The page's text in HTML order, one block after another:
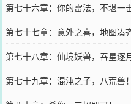
第七十六章：你的雷法，不堪一
第七十七章：意外之喜，地图凑
第七十八章：仙境妖兽，吞星逐
第七十九章：混沌之子，八荒兽！